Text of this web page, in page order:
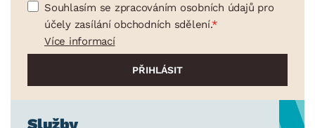
Souhlasím se zpracováním osobních údajů pro
účely zasílání obchodních sdělení.
Více informací
Služby